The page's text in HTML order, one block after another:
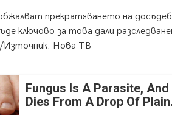
прекратяването на
ключово за това дали
Източник: Нова ТВ
Fungus Is A Parasite, And
Dies From A Drop Of